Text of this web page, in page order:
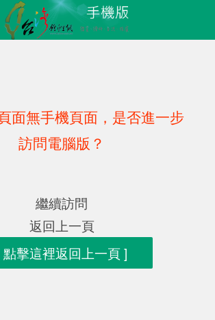
面無手機頁面，是否進一步
訪問電腦版？
繼續訪問
返回上一頁
點擊這裡返回上一頁 ]